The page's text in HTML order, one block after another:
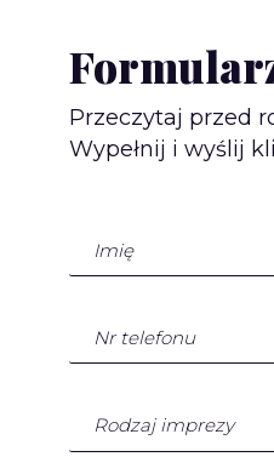
Przeczytaj przed
Wypełnij i wyślij
Rodzaj imprezy